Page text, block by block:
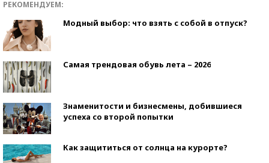
РЕКОМЕНДУЕМ:
Модный выбор: что взять с собой в отпуск?
Самая трендовая обувь лета – 2026
Знаменитости и бизнесмены, добившиеся
успеха со второй попытки
Как защититься от солнца на курорте?